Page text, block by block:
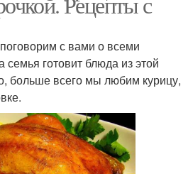
с вами о всеми
готовит блюда из этой
больше всего мы любим курицу,